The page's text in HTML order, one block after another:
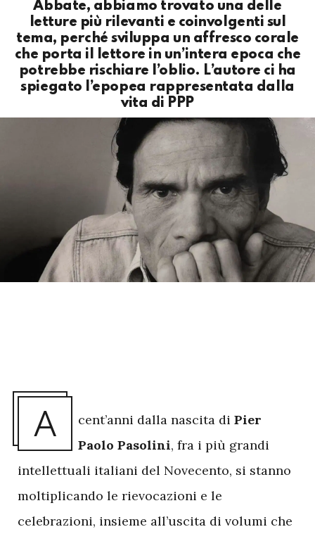
Abbate, abbiamo trovato una delle
letture più rilevanti e coinvolgenti sul
tema, perché sviluppa un affresco corale
che porta il lettore in un’intera epoca che
potrebbe rischiare l’oblio. L’autore ci ha
spiegato l’epopea rappresentata dalla
vita di PPP
A cent’anni dalla nascita di Pier
Paolo Pasolini, fra i più grandi
intellettuali italiani del Novecento, si stanno
moltiplicando le rievocazioni e le
celebrazioni, insieme all’uscita di volumi che